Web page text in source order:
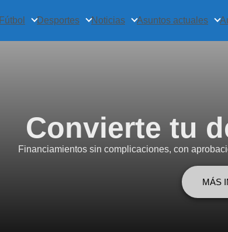
Fútbol Desportes Noticias Asuntos actuales
Convierte tu
Financiamientos sin complicaciones, con
MÁS